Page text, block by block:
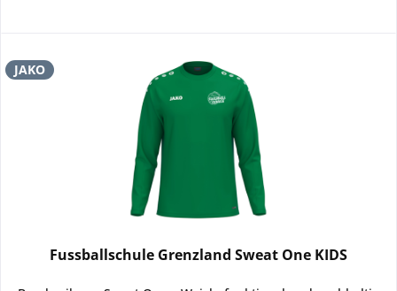
JAKO
Fussballschule Grenzland Sweat One KIDS